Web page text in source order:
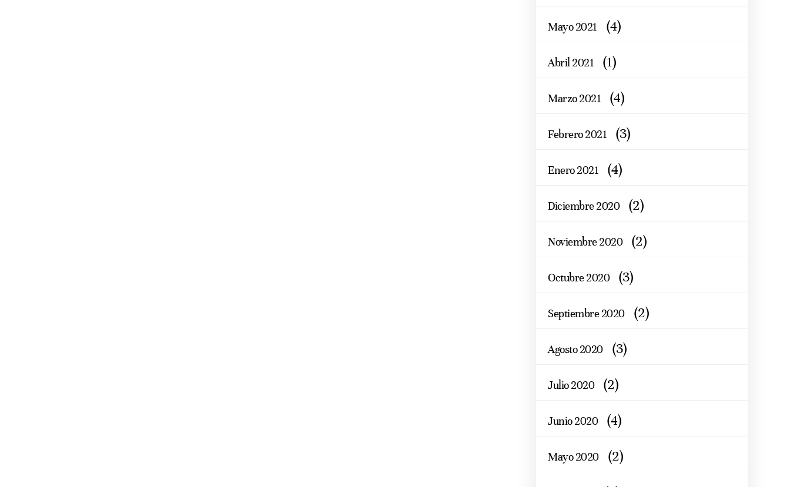
Mayo 2021 (4)
Abril 2021 (1)
Marzo 2021 (4)
Febrero 2021 (3)
Enero 2021 (4)
Diciembre 2020 (2)
Noviembre 2020 (2)
Octubre 2020 (3)
Septiembre 2020 (2)
Agosto 2020 (3)
Julio 2020 (2)
Junio 2020 (4)
Mayo 2020 (2)